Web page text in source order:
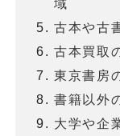
域
古本や古
古本買取
東京書房
書籍以外
大学や企